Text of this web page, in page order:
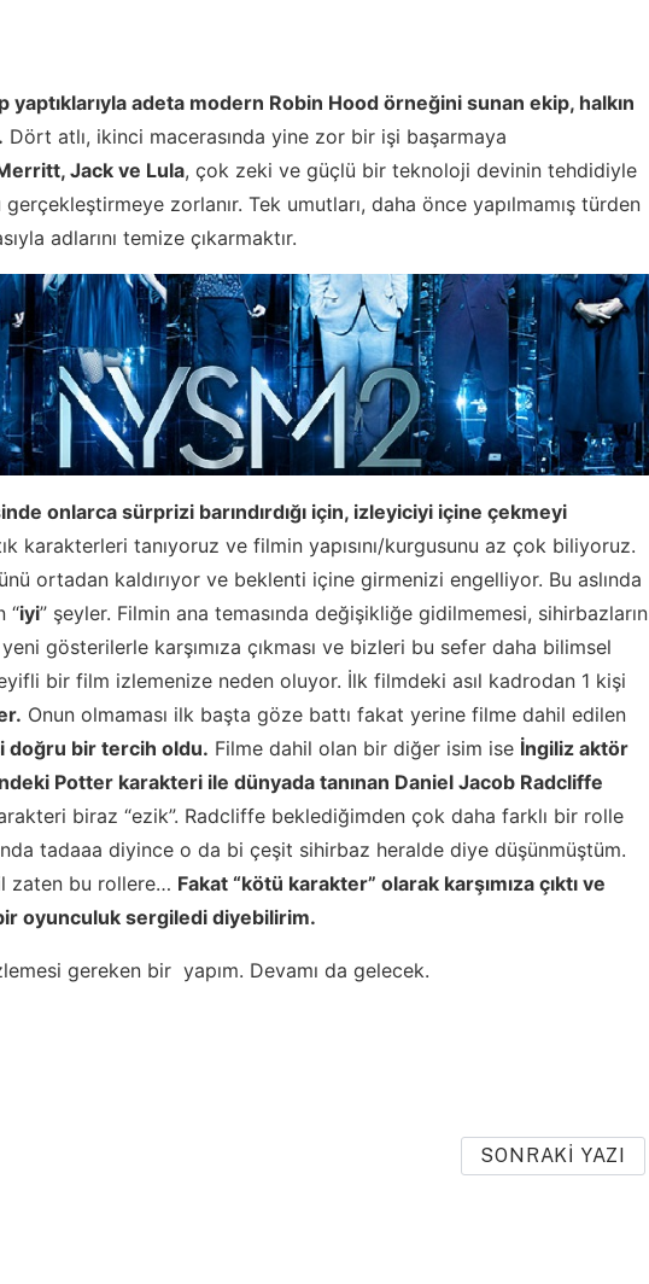
yaptıklarıyla adeta modern Robin Hood örneğini sunan ekip, halkın
Dört atlı, ikinci macerasında yine zor bir işi başarmaya
Jack ve Lula, çok zeki ve güçlü bir teknoloji devinin tehdidiyle
zorlanır. Tek umutları, daha önce yapılmamış türden
adlarını temize çıkarmaktır.
onlarca sürprizi barındırdığı için, izleyiciyi içine çekmeyi
karakterleri tanıyoruz ve filmin yapısını/kurgusunu az çok biliyoruz.
ortadan kaldırıyor ve beklenti içine girmenizi engelliyor. Bu aslında
“iyi” şeyler. Filmin ana temasında değişikliğe gidilmemesi, sihirbazların
gösterilerle karşımıza çıkması ve bizleri bu sefer daha bilimsel
bir film izlemenize neden oluyor. İlk filmdeki asıl kadrodan 1 kişi
Onun olmaması ilk başta göze battı fakat yerine filme dahil edilen
doğru bir tercih oldu. Filme dahil olan bir diğer isim ise İngiliz aktör
Potter karakteri ile dünyada tanınan Daniel Jacob Radcliffe
biraz “ezik”. Radcliffe beklediğimden çok daha farklı bir rolle
tadaaa diyince o da bi çeşit sihirbaz heralde diye düşünmüştüm.
zaten bu rollere… Fakat “kötü karakter” olarak karşımıza çıktı ve
oyunculuk sergiledi diyebilirim.
gereken bir yapım. Devamı da gelecek.
SONRAKI YAZI